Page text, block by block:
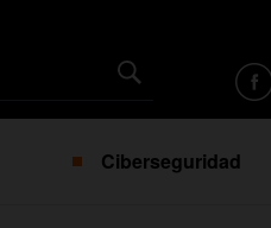
Ciberseguridad